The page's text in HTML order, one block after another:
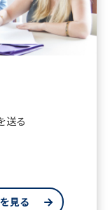
送る
見る